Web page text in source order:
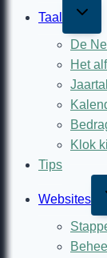
Taal
Toggle
child
menu
De
Het
Klok
Tips
Websites